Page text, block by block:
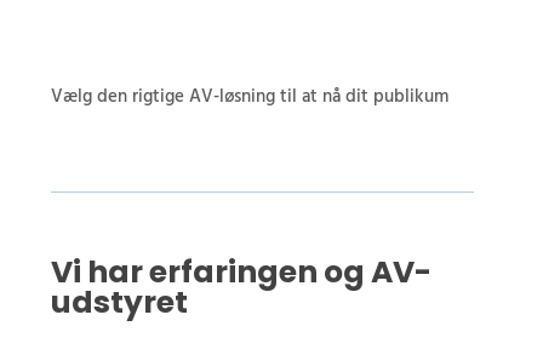
Vælg den rigtige AV-løsning til at nå dit publikum
Vi har erfaringen og AV-
udstyret